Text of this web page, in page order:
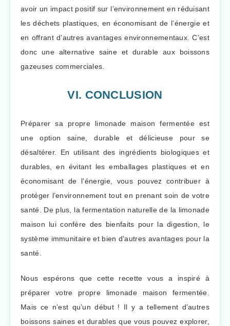
avoir un impact positif sur l’environnement en réduisant
les déchets plastiques, en économisant de l’énergie et
en offrant d’autres avantages environnementaux. C’est
donc une alternative saine et durable aux boissons
gazeuses commerciales.
VI. CONCLUSION
Préparer sa propre limonade maison fermentée est
une option saine, durable et délicieuse pour se
désaltérer. En utilisant des ingrédients biologiques et
durables, en évitant les emballages plastiques et en
économisant de l’énergie, vous pouvez contribuer à
protéger l’environnement tout en prenant soin de votre
santé. De plus, la fermentation naturelle de la limonade
maison lui confère des bienfaits pour la digestion, le
système immunitaire et bien d’autres avantages pour la
santé.
Nous espérons que cette recette vous a inspiré à
préparer votre propre limonade maison fermentée.
Mais ce n’est qu’un début ! Il y a tellement d’autres
boissons saines et durables que vous pouvez explorer,